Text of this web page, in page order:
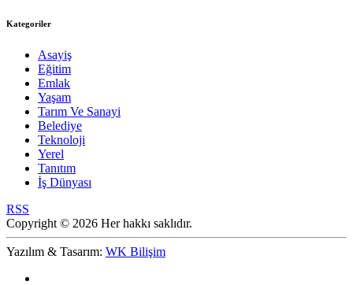
Kategoriler
Asayiş
Eğitim
Emlak
Yaşam
Tarım Ve Sanayi
Belediye
Teknoloji
Yerel
Tanıtım
İş Dünyası
RSS
Copyright © 2026 Her hakkı saklıdır.
Yazılım & Tasarım: WK Bilişim